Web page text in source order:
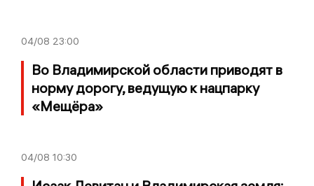
04/08 23:00
Во Владимирской области приводят в
норму дорогу, ведущую к нацпарку
«Мещёра»
04/08 10:30